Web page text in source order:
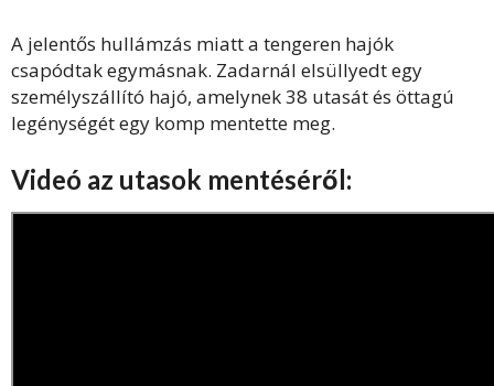
A jelentős hullámzás miatt a tengeren hajók
csapódtak egymásnak. Zadarnál elsüllyedt egy
személyszállító hajó, amelynek 38 utasát és öttagú
legénységét egy komp mentette meg.
Videó az utasok mentéséről: